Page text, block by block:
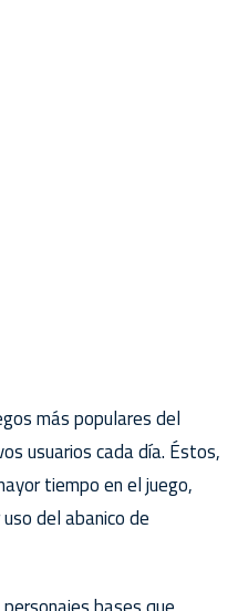
más populares del
usuarios cada día. Éstos,
tiempo en el juego,
del abanico de